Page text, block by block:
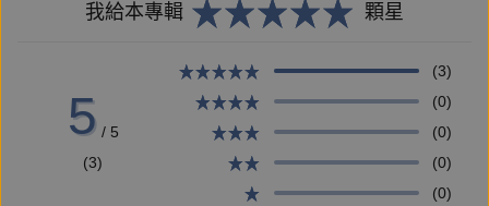
我給本專輯 顆星
5 / 5
(3)
(3)
(0)
(0)
(0)
(0)